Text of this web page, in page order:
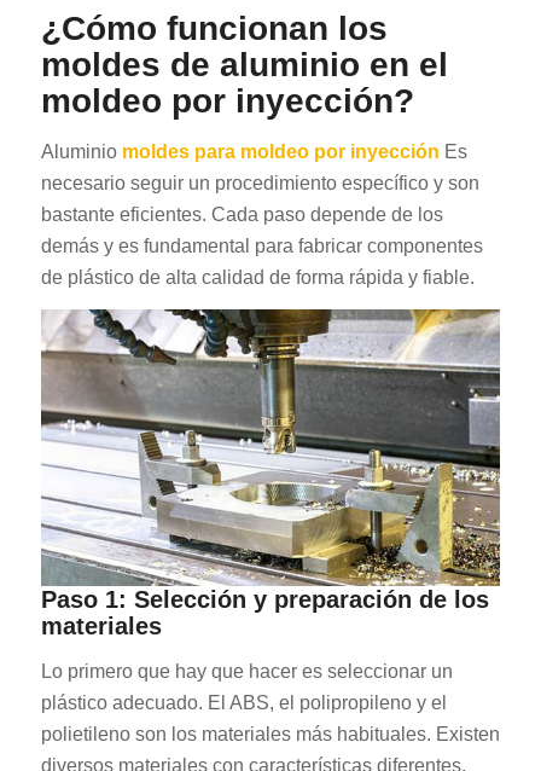
¿Cómo funcionan los
moldes de aluminio en el
moldeo por inyección?
Aluminio moldes para moldeo por inyección Es
necesario seguir un procedimiento específico y son
bastante eficientes. Cada paso depende de los
demás y es fundamental para fabricar componentes
de plástico de alta calidad de forma rápida y fiable.
Paso 1: Selección y preparación de los
materiales
Lo primero que hay que hacer es seleccionar un
plástico adecuado. El ABS, el polipropileno y el
polietileno son los materiales más habituales. Existen
diversos materiales con características diferentes,